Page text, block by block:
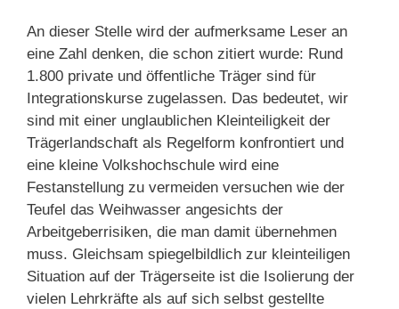
An dieser Stelle wird der aufmerksame Leser an
eine Zahl denken, die schon zitiert wurde: Rund
1.800 private und öffentliche Träger sind für
Integrationskurse zugelassen. Das bedeutet, wir
sind mit einer unglaublichen Kleinteiligkeit der
Trägerlandschaft als Regelform konfrontiert und
eine kleine Volkshochschule wird eine
Festanstellung zu vermeiden versuchen wie der
Teufel das Weihwasser angesichts der
Arbeitgeberrisiken, die man damit übernehmen
muss. Gleichsam spiegelbildlich zur kleinteiligen
Situation auf der Trägerseite ist die Isolierung der
vielen Lehrkräfte als auf sich selbst gestellte